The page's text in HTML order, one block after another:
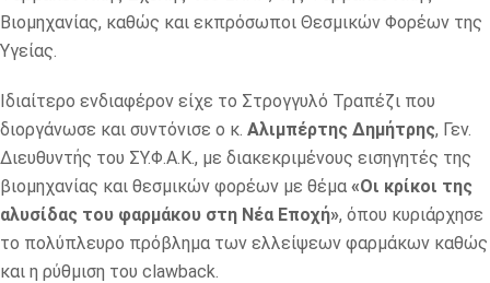
Βιομηχανίας, καθώς και εκπρόσωποι Θεσμικών Φορέων της
Υγείας.
Ιδιαίτερο ενδιαφέρον είχε το Στρογγυλό Τραπέζι που
διοργάνωσε και συντόνισε ο κ. Αλιμπέρτης Δημήτρης, Γεν.
Διευθυντής του ΣΥ.Φ.Α.Κ., με διακεκριμένους εισηγητές της
βιομηχανίας και θεσμικών φορέων με θέμα «Οι κρίκοι της
αλυσίδας του φαρμάκου στη Νέα Εποχή», όπου κυριάρχησε
το πολύπλευρο πρόβλημα των ελλείψεων φαρμάκων καθώς
και η ρύθμιση του clawback.